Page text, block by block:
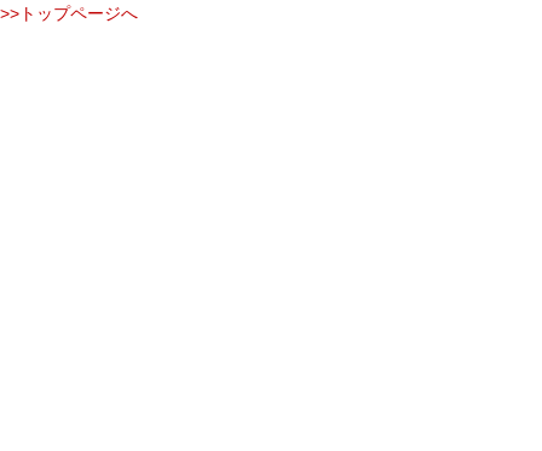
>>トップページへ